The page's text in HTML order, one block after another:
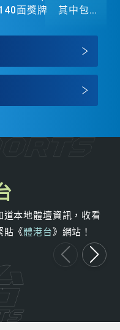
面獎牌 其中包
本地體壇資訊，收看
貼《體港台》網站！